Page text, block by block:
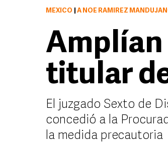
MÉXICO A NOÉ RAMÍREZ
titular
El juzgado Sexto de
concedió a la
la medida precautoria